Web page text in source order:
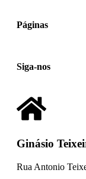
Páginas
Siga-nos
Ginásio
Rua Antonio